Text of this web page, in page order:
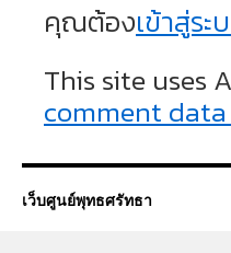
คุณต้องเข้าสู่ระ
This site uses
comment data
เว็บศูนย์พุทธศรัทธา